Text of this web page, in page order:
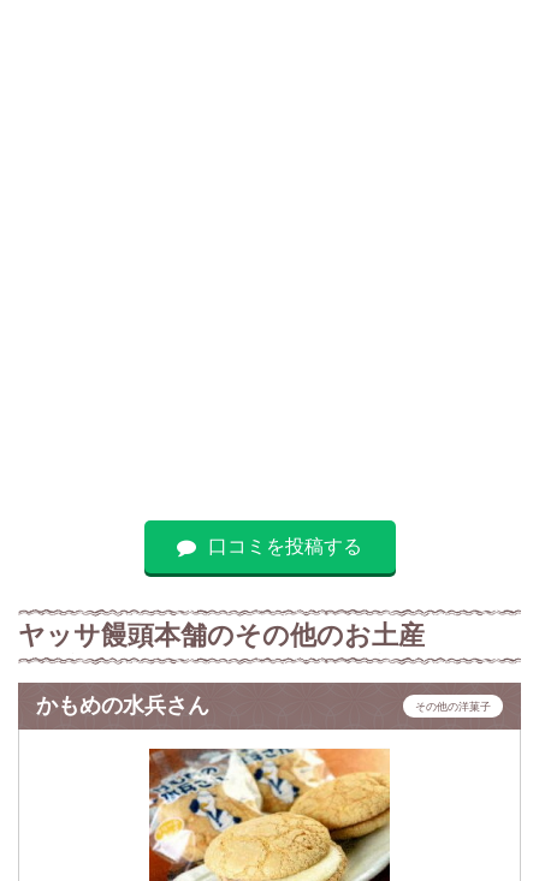
口コミを投稿する
ヤッサ饅頭本舗のその他のお土産
かもめの水兵さん その他の洋菓子